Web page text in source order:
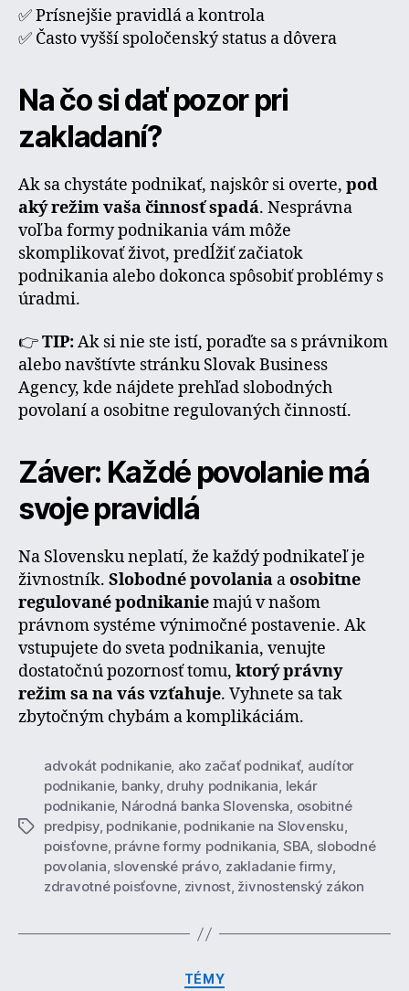
✅ Prísnejšie pravidlá a kontrola
✅ Často vyšší spoločenský status a dôvera
Na čo si dať pozor pri
zakladaní?
Ak sa chystáte podnikať, najskôr si overte, pod
aký režim vaša činnosť spadá. Nesprávna
voľba formy podnikania vám môže
skomplikovať život, predĺžiť začiatok
podnikania alebo dokonca spôsobiť problémy s
úradmi.
👉TIP:Ak si nie ste istí, poraďte sa s právnikom
alebo navštívte stránku Slovak Business
Agency, kde nájdete prehľad slobodných
povolaní a osobitne regulovaných činností.
Záver: Každé povolanie má
svoje pravidlá
Na Slovensku neplatí, že každý podnikateľ je
živnostník. Slobodné povolania aosobitne
regulované podnikaniemajú v našom
právnom systéme výnimočné postavenie. Ak
vstupujete do sveta podnikania, venujte
dostatočnú pozornosť tomu, ktorý právny
režim sa na vás vzťahuje. Vyhnete sa tak
zbytočným chybám a komplikáciám.
Značky
advokát podnikanie, ako začať podnikať, audítor
podnikanie, banky, druhy podnikania, lekár
podnikanie, Národná banka Slovenska, osobitné
predpisy, podnikanie, podnikanie na Slovensku,
poisťovne, právne formy podnikania, SBA, slobodné
povolania, slovenské právo, zakladanie firmy,
zdravotné poisťovne, zivnost, živnostenský zákon
Kategórie
TÉMY